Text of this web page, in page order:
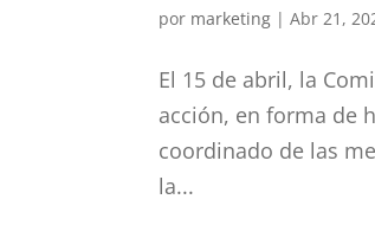
por marketing |Abr 21,
El 15 de abril, la
acción, en forma de
coordinado de las
la...